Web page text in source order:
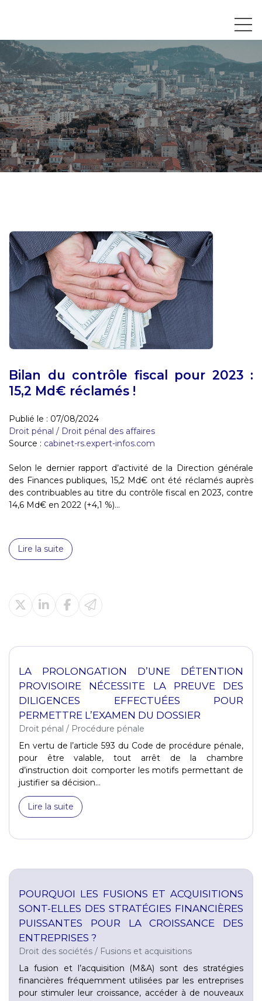
Bilan du contrôle fiscal pour 2023 :
15,2 Md€ réclamés !
Publié le : 07/08/2024
Droit pénal / Droit pénal des affaires
Source : cabinet-rs.expert-infos.com
Selon le dernier rapport d’activité de la Direction générale
des Finances publiques, 15,2 Md€ ont été réclamés auprès
des contribuables au titre du contrôle fiscal en 2023, contre
14,6 Md€ en 2022 (+4,1 %)...
Lire la suite
LA PROLONGATION D’UNE DÉTENTION
PROVISOIRE NÉCESSITE LA PREUVE DES
DILIGENCES EFFECTUÉES POUR
PERMETTRE L’EXAMEN DU DOSSIER
Droit pénal / Procédure pénale
En vertu de l’article 593 du Code de procédure pénale,
pour être valable, tout arrêt de la chambre
d’instruction doit comporter les motifs permettant de
justifier sa décision...
Lire la suite
POURQUOI LES FUSIONS ET ACQUISITIONS
SONT-ELLES DES STRATÉGIES FINANCIÈRES
PUISSANTES POUR LA CROISSANCE DES
ENTREPRISES ?
Droit des sociétés / Fusions et acquisitions
La fusion et l’acquisition (M&A) sont des stratégies
financières fréquemment utilisées par les entreprises
pour stimuler leur croissance, accéder à de nouveaux